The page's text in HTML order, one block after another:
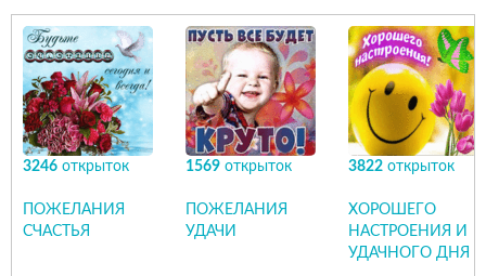
3246 открыток
ПОЖЕЛАНИЯ
СЧАСТЬЯ
1569 открыток
ПОЖЕЛАНИЯ
УДАЧИ
3822 открыток
ХОРОШЕГО
НАСТРОЕНИЯ И
УДАЧНОГО ДНЯ